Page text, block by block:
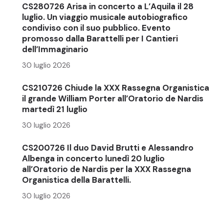
CS280726 Arisa in concerto a L’Aquila il 28
luglio. Un viaggio musicale autobiografico
condiviso con il suo pubblico. Evento
promosso dalla Barattelli per I Cantieri
dell’Immaginario
30 luglio 2026
CS210726 Chiude la XXX Rassegna Organistica
il grande William Porter all’Oratorio de Nardis
martedì 21 luglio
30 luglio 2026
CS200726 Il duo David Brutti e Alessandro
Albenga in concerto lunedì 20 luglio
all’Oratorio de Nardis per la XXX Rassegna
Organistica della Barattelli.
30 luglio 2026